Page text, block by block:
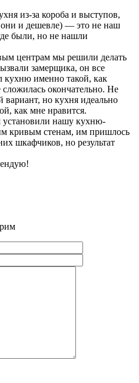
из-за короба и выступов,
они и дешевле) — это не наш
были, но не нашли
центрам мы решили делать
замерщика, он все
кухню именно такой, как
сложилась окончательно. Не
но кухня идеально
как мне нравится.
установили нашу кухню-
кривым стенам, им пришлось
шкафчиков, но результат